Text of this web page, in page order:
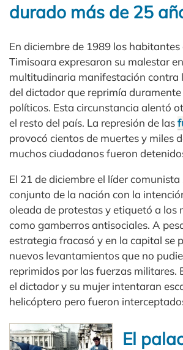
durado más de 25
En diciembre de 1989 los
Timisoara expresaron su malestar
multitudinaria manifestación contra
del dictador que reprimía
políticos. Esta circunstancia alentó
el resto del país. La represión de las
provocó cientos de muertes y miles
muchos ciudadanos fueron
El 21 de diciembre el líder comunista
conjunto de la nación con la
oleada de protestas y etiquetó a los
como gamberros antisociales. A
estrategia fracasó y en la capital se
nuevos levantamientos que no
reprimidos por las fuerzas militares.
el dictador y su mujer intentaran
helicóptero pero fueron
El